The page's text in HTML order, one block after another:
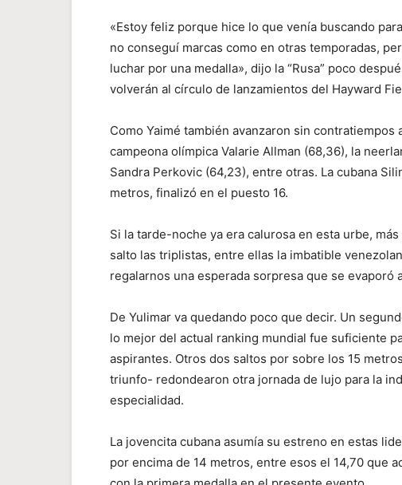
«Estoy feliz porque hice lo que venía buscando
no conseguí marcas como en otras temporadas,
luchar por una medalla», dijo la “Rusa” poco
volverán al círculo de lanzamientos del Hayward
Como Yaimé también avanzaron sin
campeona olímpica Valarie Allman (68,36), la
Sandra Perkovic (64,23), entre otras. La cubana
metros, finalizó en el puesto 16.
Si la tarde-noche ya era calurosa en esta urbe,
salto las triplistas, entre ellas la imbatible
regalarnos una esperada sorpresa que se evaporó
De Yulimar va quedando poco que decir. Un
lo mejor del actual ranking mundial fue suficiente
aspirantes. Otros dos saltos por sobre los 15
triunfo- redondearon otra jornada de lujo para la
especialidad.
La jovencita cubana asumía su estreno en estas
por encima de 14 metros, entre esos el 14,70 que